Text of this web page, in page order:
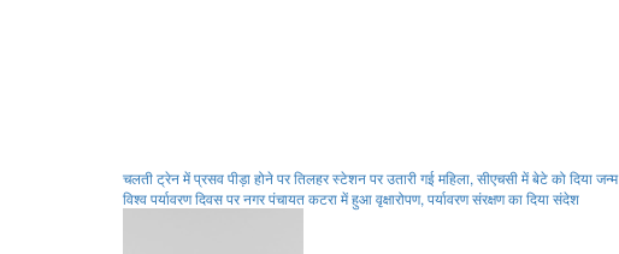
Post
navigation
चलती ट्रेन में प्रसव पीड़ा होने पर तिलहर स्टेशन पर उतारी गई महिला, सीएचसी में बेटे को दिया जन्म
विश्व पर्यावरण दिवस पर नगर पंचायत कटरा में हुआ वृक्षारोपण, पर्यावरण संरक्षण का दिया संदेश